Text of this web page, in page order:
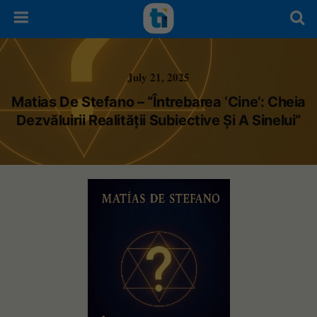
July 21, 2025
Matias De Stefano – “Întrebarea ‘Cine’: Cheia
Dezvăluirii Realității Subiective Și A Sinelui”